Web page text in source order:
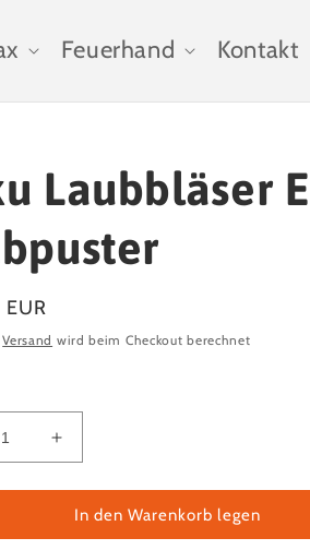
Feuerhand Kontakt
Laubbläser
Versand wird beim Checkout berechnet
Erhöhe
die
Menge
für
Akku
In den Warenkorb legen